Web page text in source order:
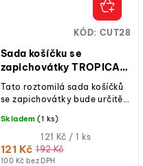
Sada košíčku se
zapichovátky TROPICAL
24 ks
100 Kč bez DPH
121 Kč 192 Kč
Měrná
cena:
121 Kč / 1 ks
Skladem (1 ks)
Tato roztomilá sada košíčků
se zapichovátky bude určitě
Rychlý a nápaditý způsob,...
KÓD: CUT28